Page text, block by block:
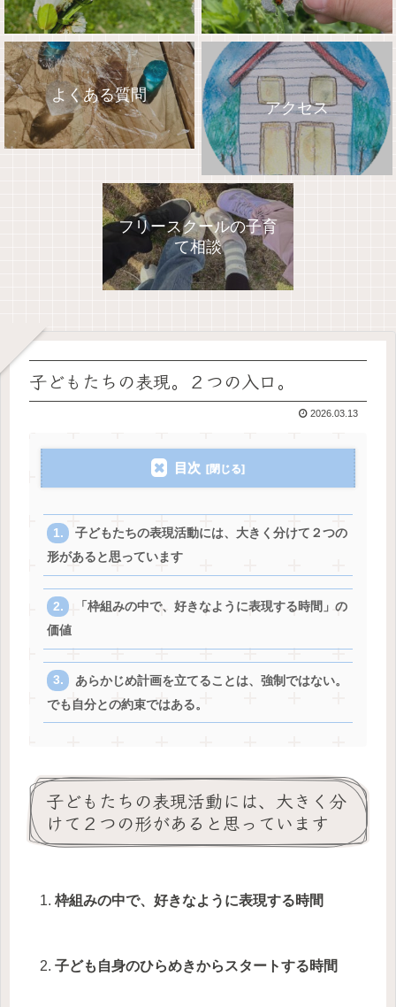
よくある質問
アクセス
フリースクールの子育
て相談
子どもたちの表現。２つの入口。
2026.03.13
目次
子どもたちの表現活動には、大きく分けて２つの
形があると思っています
「枠組みの中で、好きなように表現する時間」の
価値
あらかじめ計画を立てることは、強制ではない。
でも自分との約束ではある。
子どもたちの表現活動には、大きく分
けて２つの形があると思っています
枠組みの中で、好きなように表現する時間
子ども自身のひらめきからスタートする時間